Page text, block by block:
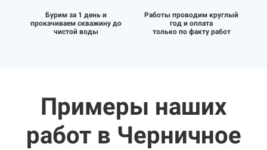
Бурим за 1 день и
прокачиваем скважину до
чистой воды
Работы проводим круглый
год и оплата
только по факту работ
Примеры наших
работ в Черничное